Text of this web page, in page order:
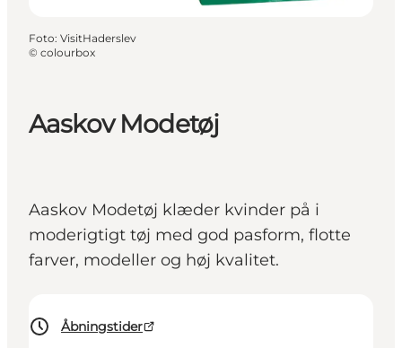
Aaskov Modetøj
Aaskov Modetøj klæder kvinder på i
moderigtigt tøj med god pasform, flotte
farver, modeller og høj kvalitet.
Åbningstider
Foto: VisitHaderslev
© colourbox